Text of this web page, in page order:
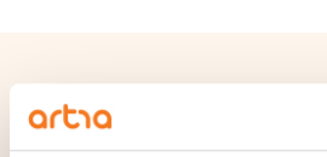
Verwante termen en
synoniemen: